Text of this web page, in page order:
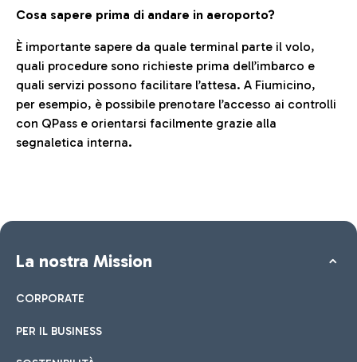
Cosa sapere prima di andare in aeroporto?
È importante sapere da quale terminal parte il volo,
quali procedure sono richieste prima dell’imbarco e
quali servizi possono facilitare l’attesa. A Fiumicino,
per esempio, è possibile prenotare l’accesso ai controlli
con QPass e orientarsi facilmente grazie alla
segnaletica interna.
La nostra Mission
CORPORATE
PER IL BUSINESS